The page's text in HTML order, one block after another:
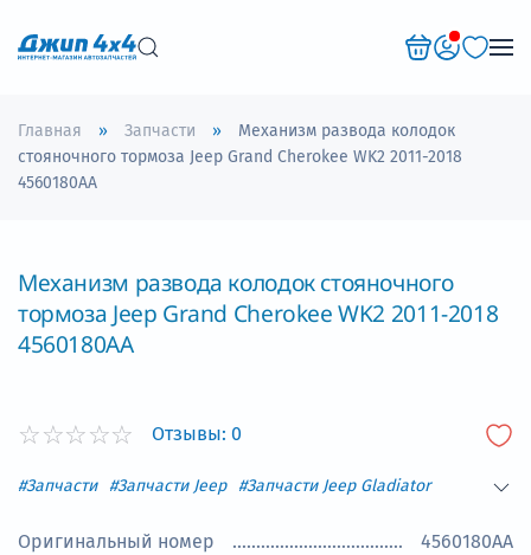
Перейти к содержимому
Главная Запчасти
Механизм развода колодок
стояночного тормоза Jeep Grand Cherokee WK2 2011-2018
4560180AA
Механизм развода колодок стояночного
тормоза Jeep Grand Cherokee WK2 2011-2018
4560180AA
Отзывы: 0
#Запчасти #Запчасти Jeep
#Запчасти Jeep Gladiator
#Запчасти Dodge
#Запчасти Dodge Durango
Оригинальный номер 4560180AA